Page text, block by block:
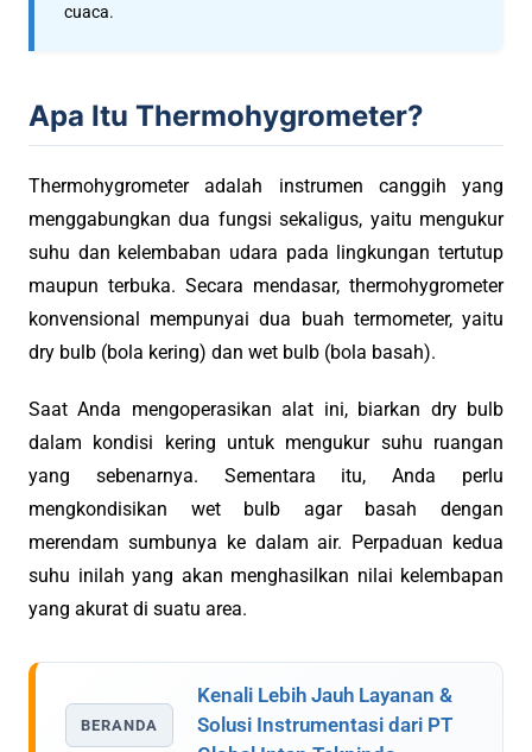
cuaca.
Apa Itu Thermohygrometer?
Thermohygrometer adalah instrumen canggih yang
menggabungkan dua fungsi sekaligus, yaitu mengukur
suhu dan kelembaban udara pada lingkungan tertutup
maupun terbuka. Secara mendasar, thermohygrometer
konvensional mempunyai dua buah termometer, yaitu
dry bulb (bola kering) dan wet bulb (bola basah).
Saat Anda mengoperasikan alat ini, biarkan dry bulb
dalam kondisi kering untuk mengukur suhu ruangan
yang sebenarnya. Sementara itu, Anda perlu
mengkondisikan wet bulb agar basah dengan
merendam sumbunya ke dalam air. Perpaduan kedua
suhu inilah yang akan menghasilkan nilai kelembapan
yang akurat di suatu area.
BERANDA
Kenali Lebih Jauh Layanan &
Solusi Instrumentasi dari PT